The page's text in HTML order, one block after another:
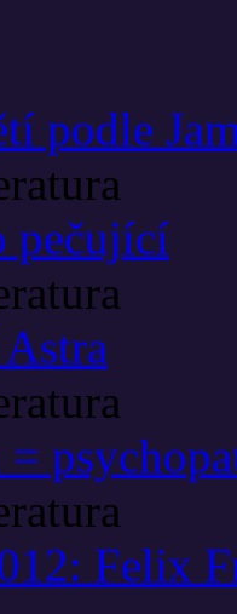
podle
pečující
=
Felix